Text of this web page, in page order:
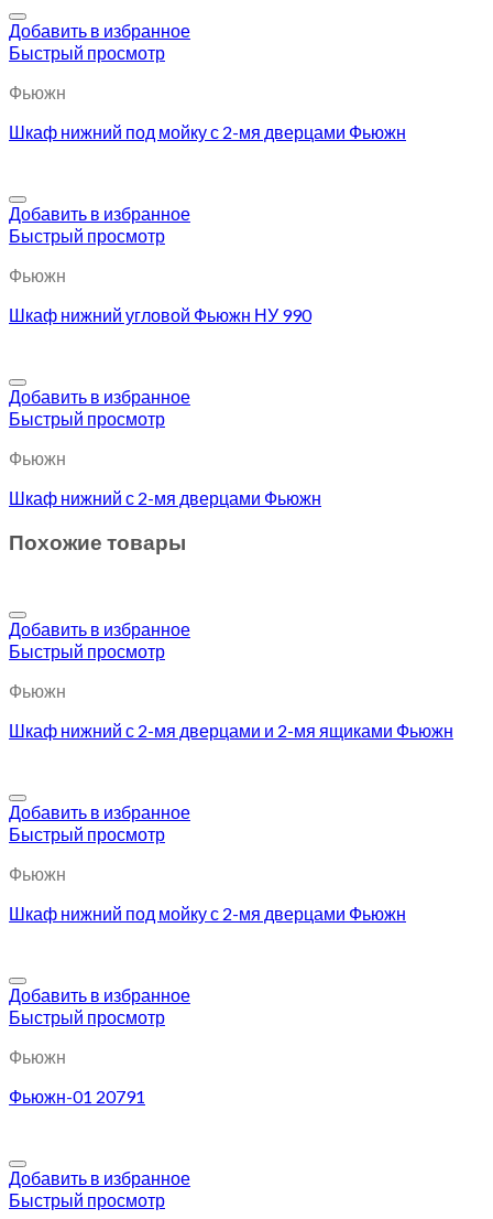
Добавить в избранное
Быстрый просмотр
Фьюжн
Шкаф нижний под мойку с 2-мя дверцами Фьюжн
Добавить в избранное
Быстрый просмотр
Фьюжн
Шкаф нижний угловой Фьюжн НУ 990
Добавить в избранное
Быстрый просмотр
Фьюжн
Шкаф нижний с 2-мя дверцами Фьюжн
Похожие товары
Добавить в избранное
Быстрый просмотр
Фьюжн
Шкаф нижний с 2-мя дверцами и 2-мя ящиками Фьюжн
Добавить в избранное
Быстрый просмотр
Фьюжн
Шкаф нижний под мойку с 2-мя дверцами Фьюжн
Добавить в избранное
Быстрый просмотр
Фьюжн
Фьюжн-01 20791
Добавить в избранное
Быстрый просмотр